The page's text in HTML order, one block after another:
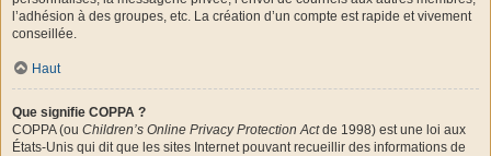
l’adhésion à des groupes, etc. La création d’un compte est rapide et vivement
conseillée.
Haut
Que signifie COPPA ?
COPPA (ou Children’s Online Privacy Protection Actde 1998) est une loi aux
États-Unis qui dit que les sites Internet pouvant recueillir des informations de